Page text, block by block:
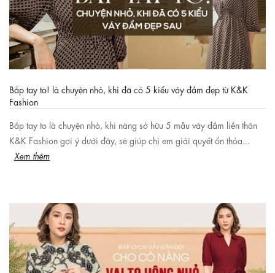
Bắp tay to! là chuyện nhỏ, khi đã có 5 kiểu váy đầm đẹp từ K&K
Fashion
Bắp tay to là chuyện nhỏ, khi nàng sở hữu 5 mẫu váy đầm liền thân
K&K Fashion gợi ý dưới đây, sẽ giúp chị em giải quyết ổn thỏa...
Xem thêm